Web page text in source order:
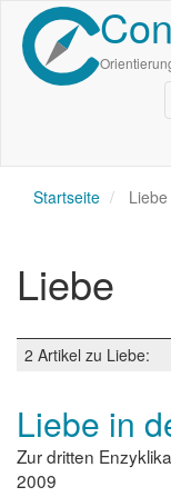
Direkt
zum
Inhalt
Startseite Liebe
Liebe
2 Artikel zu Liebe:
Liebe in
Zur dritten
2009